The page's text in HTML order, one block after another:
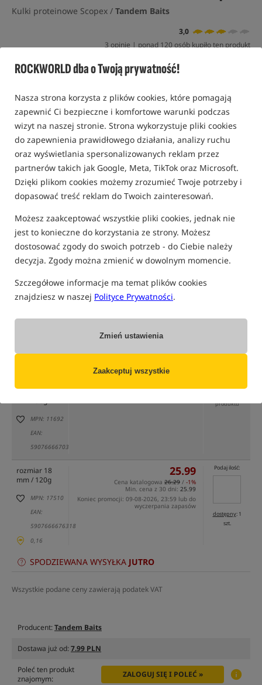
ROCKWORLD dba o Twoją prywatność!
Nasza strona korzysta z plików cookies, które pomagają
zapewnić Ci bezpieczne i komfortowe warunki podczas
wizyt na naszej stronie. Strona wykorzystuje pliki cookies
do zapewnienia prawidłowego działania, analizy ruchu
oraz wyświetlania spersonalizowanych reklam przez
partnerów takich jak Google, Meta, TikTok oraz Microsoft.
Dzięki plikom cookies możemy zrozumieć Twoje potrzeby i
dopasować treść reklam do Twoich zainteresowań.
Możesz zaakceptować wszystkie pliki cookies, jednak nie
jest to konieczne do korzystania ze strony. Możesz
dostosować zgody do swoich potrzeb - do Ciebie należy
decyzja. Zgody można zmienić w dowolnym momencie.
Szczegółowe informacje ma temat plików cookies
znajdziesz w naszej Polityce Prywatności.
Zmień ustawienia
Zaakceptuj wszystkie
Kulki proteinowe Scopex / Tandem Baits
3,0
3 opinie | ponad 120 osób kupiło ten produkt
Promocja
"naszym magazynie"
Cena PLN
rozmiar 12
mm / 30g
MPN: 11692
EAN:
5907666670309
18.39
produktu
rozmiar 18
mm / 120g
MPN: 17510
EAN:
5907666676318
0,16
25.99
Cena katalogowa 26.29 / -1%
Min. cena z 30 dni: 25.99
Koniec promocji: 09-08-2026, 23:59 lub do
wyczerpania zapasów
Podaj ilość:
dostępny: 1
szt.
SPODZIEWANA WYSYŁKA JUTRO
Wszystkie podane ceny zawierają podatek VAT
Producent:Tandem Baits
Dostawa już od:7.99 PLN
Poleć ten produkt
znajomym:
ZALOGUJ SIĘ I POLEĆ »